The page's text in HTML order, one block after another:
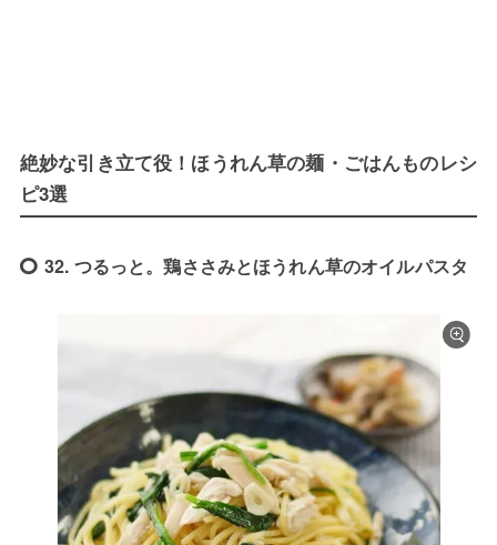
絶妙な引き立て役！ほうれん草の麺・ごはんものレシ
ピ3選
32. つるっと。鶏ささみとほうれん草のオイルパスタ